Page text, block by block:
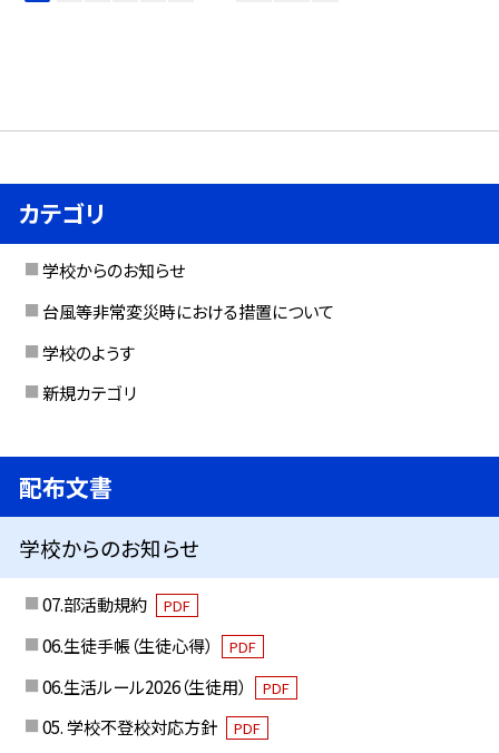
カテゴリ
学校からのお知らせ
台風等非常変災時における措置について
学校のようす
新規カテゴリ
配布文書
学校からのお知らせ
07.部活動規約 PDF
06.生徒手帳（生徒心得） PDF
06.生活ルール2026（生徒用） PDF
05. 学校不登校対応方針 PDF